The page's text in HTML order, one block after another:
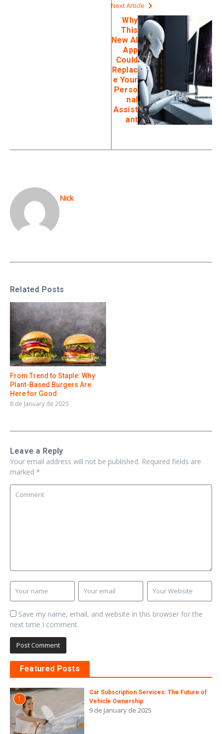
Next Article
Why
This
New AI
App
Could
Replac
e Your
Perso
nal
Assist
ant
Nick
Related Posts
From Trend to Staple: Why
Plant-Based Burgers Are
Here for Good
8 de January de 2025
Leave a Reply
Your email address will not be published. Required fields are
marked *
Save my name, email, and website in this browser for the
next time I comment.
Featured Posts
1
Car Subscription Services: The Future of
Vehicle Ownership
9 de January de 2025